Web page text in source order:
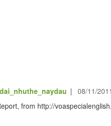
|
08/11/
from http://